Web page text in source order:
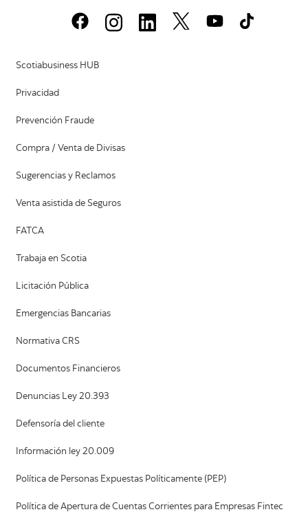
Scotiabusiness HUB
Privacidad
Prevención Fraude
Compra / Venta de Divisas
Sugerencias y Reclamos
Venta asistida de Seguros
FATCA
Trabaja en Scotia
Licitación Pública
Emergencias Bancarias
Normativa CRS
Documentos Financieros
Denuncias Ley 20.393
Defensoría del cliente
Información ley 20.009
Política de Personas Expuestas Políticamente (PEP)
Política de Apertura de Cuentas Corrientes para Empresas Fintec